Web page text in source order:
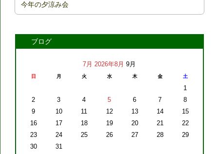
今年の夕涼み会
ブログ
7月 2026年8月 9月
日 月 火 水 木 金 土
1
2
3 4 5 6 7
8
9
10 11 12 13 14
15
16
17 18 19 20 21
22
23
24 25 26 27 28
29
30
31